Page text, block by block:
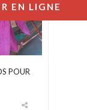
POUR
EN LIGNE